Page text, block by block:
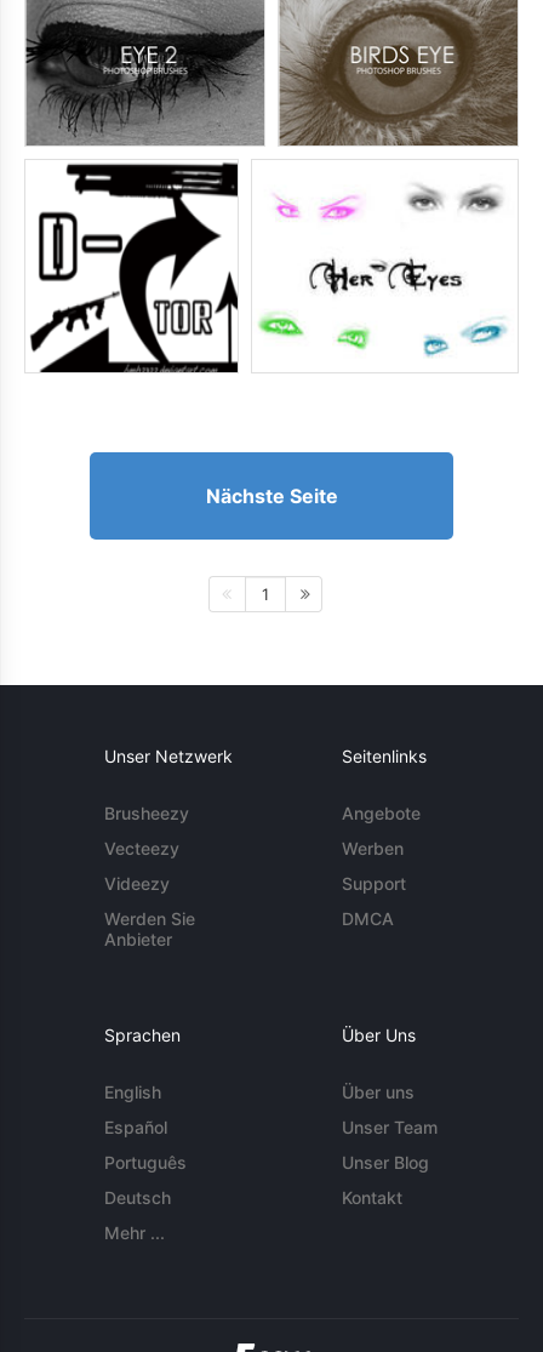
Nächste Seite
1
Unser Netzwerk
Brusheezy
Vecteezy
Videezy
Werden Sie
Anbieter
Seitenlinks
Angebote
Werben
Support
DMCA
Sprachen
English
Español
Português
Deutsch
Mehr ...
Über Uns
Über uns
Unser Team
Unser Blog
Kontakt